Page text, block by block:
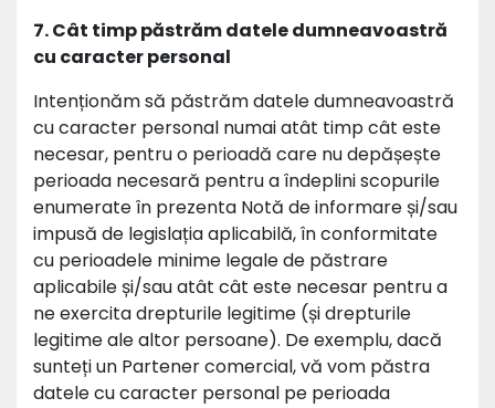
7. Cât timp păstrăm datele dumneavoastră
cu caracter personal
Intenționăm să păstrăm datele dumneavoastră
cu caracter personal numai atât timp cât este
necesar, pentru o perioadă care nu depășește
perioada necesară pentru a îndeplini scopurile
enumerate în prezenta Notă de informare și/sau
impusă de legislația aplicabilă, în conformitate
cu perioadele minime legale de păstrare
aplicabile și/sau atât cât este necesar pentru a
ne exercita drepturile legitime (și drepturile
legitime ale altor persoane). De exemplu, dacă
sunteți un Partener comercial, vă vom păstra
datele cu caracter personal pe perioada